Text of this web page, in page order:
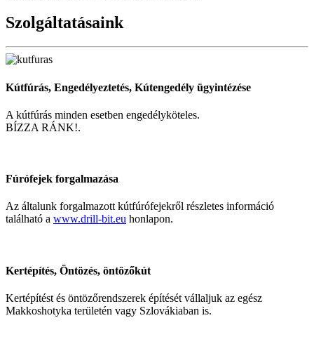
Szolgáltatásaink
Kútfúrás, Engedélyeztetés, Kútengedély ügyintézése
A kútfúrás minden esetben engedélyköteles.
BÍZZA RÁNK!.
Fúrófejek forgalmazása
Az általunk forgalmazott kútfúrófejekről részletes információ
található a www.drill-bit.eu honlapon.
Kertépítés, Öntözés, öntözőkút
Kertépítést és öntözőrendszerek építését vállaljuk az egész
Makkoshotyka területén vagy Szlovákiaban is.